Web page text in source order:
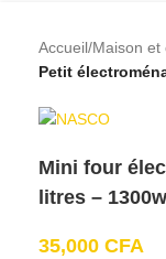
Accueil Maison et
Petit
Mini four
litres – 1300w
35,000 CFA